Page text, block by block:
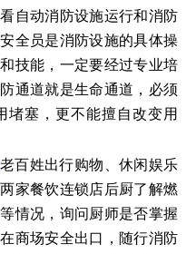
自动消防设施运行和消防
全员是消防设施的具体操
技能，一定要经过专业培
通道就是生命通道，必须
堵塞，更不能擅自改变用
老百姓出行购物、休闲娱乐
家餐饮连锁店后厨了解燃
情况，询问厨师是否掌握
商场安全出口，随行消防